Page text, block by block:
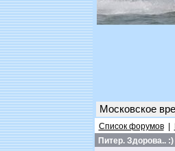
Московское
Список форумов|
Питер. Здорова.. :)